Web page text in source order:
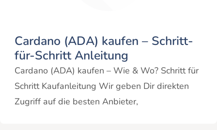
Cardano (ADA) kaufen – Schritt-
für-Schritt Anleitung
Cardano (ADA) kaufen – Wie & Wo? Schritt für
Schritt Kaufanleitung Wir geben Dir direkten
Zugriff auf die besten Anbieter,